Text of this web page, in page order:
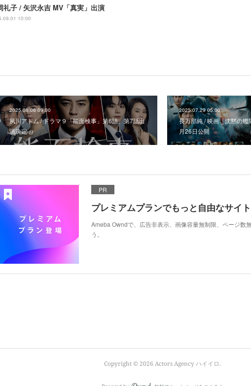
礼子 / 矢沢永吉 MV「真実」出演
10:00
2025.08.06 09:00
夙川アトム / ドラマ９「能面検事」第6話、第7話出
演決定
2025.07.29 05:00
長万部純 / 映画『沈黙の
月26日公開
PR
プレミアムプランでもっと自由なサイ
Ameba Owndで、広告非表示、画像容量無制限、ページ数
う。
Copyright ©2026 Actors Agency ハイイロ.